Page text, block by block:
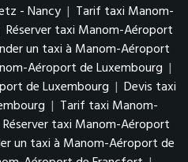
- Nancy | Tarif taxi Manom-
Réserver taxi Manom-Aéroport
un taxi à Manom-Aéroport
Aéroport de Luxembourg |
de Luxembourg | Devis taxi
| Tarif taxi Manom-
Réserver taxi Manom-Aéroport
un taxi à Manom-Aéroport de